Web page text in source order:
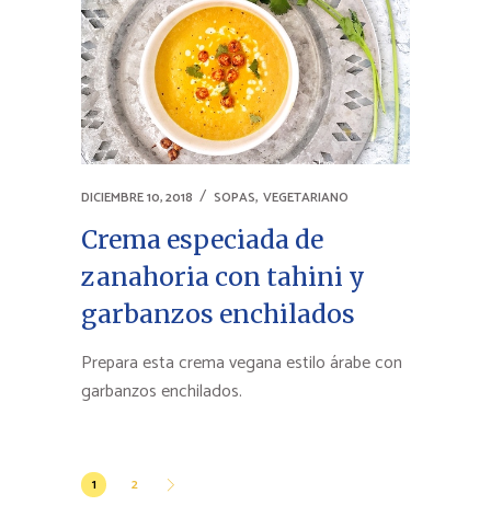
DICIEMBRE 10, 2018 SOPAS, VEGETARIANO
Crema especiada de
zanahoria con tahini y
garbanzos enchilados
Prepara esta crema vegana estilo árabe con
garbanzos enchilados.
Paginación
1 2